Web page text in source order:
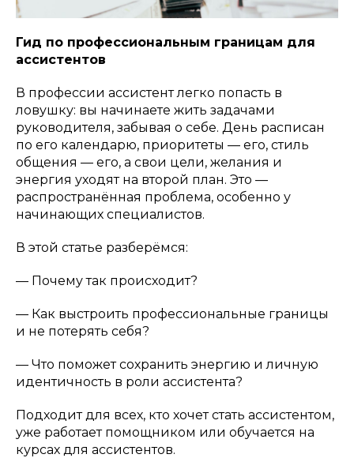
Гид по профессиональным границам для
ассистентов
В профессии ассистент легко попасть в
ловушку: вы начинаете жить задачами
руководителя, забывая о себе. День расписан
по его календарю, приоритеты — его, стиль
общения — его, а свои цели, желания и
энергия уходят на второй план. Это —
распространённая проблема, особенно у
начинающих специалистов.
В этой статье разберёмся:
— Почему так происходит?
— Как выстроить профессиональные границы
и не потерять себя?
— Что поможет сохранить энергию и личную
идентичность в роли ассистента?
Подходит для всех, кто хочет стать ассистентом,
уже работает помощником или обучается на
курсах для ассистентов.